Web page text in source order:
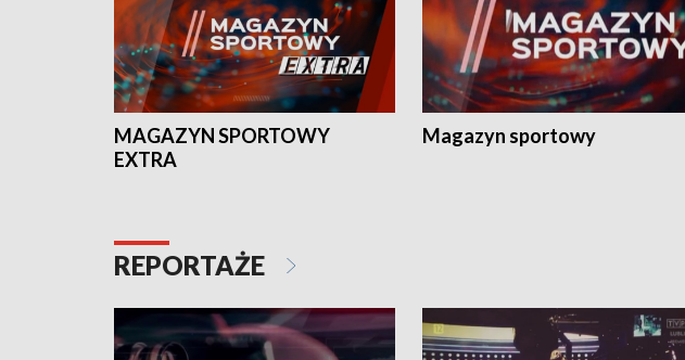
MAGAZYN SPORTOWY
EXTRA
Magazyn sportowy
REPORTAŻE